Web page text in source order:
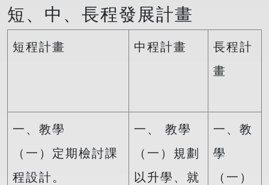
短、中、長程發展計畫
短程計畫 中程計畫
長程計
畫
一、教學
（一）定期檢討課
程設計。
一、 教學
（一）規劃
以升學、就
一、教
學
（一）